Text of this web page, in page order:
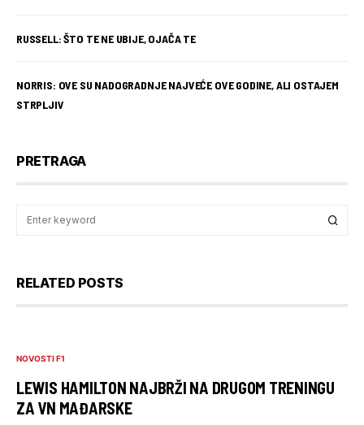
RUSSELL: ŠTO TE NE UBIJE, OJAČA TE
NORRIS: OVE SU NADOGRADNJE NAJVEĆE OVE GODINE, ALI OSTAJEM
STRPLJIV
PRETRAGA
RELATED POSTS
NOVOSTI F1
LEWIS HAMILTON NAJBRŽI NA DRUGOM TRENINGU
ZA VN MAĐARSKE